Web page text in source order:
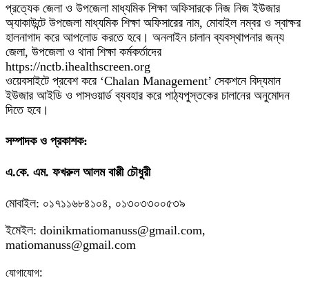
প্রত্যেক জেলা ও উপজেলা মাধ্যমিক শিক্ষা অফিসারকে নিজ নিজ ইউজার
অ্যাকাউন্টে উপজেলা মাধ্যমিক শিক্ষা অফিসারের নাম, মোবাইল নম্বর ও স্বাক্ষর
হালনাগাদ করে আপলোড করতে হবে। অনলাইন চালান ব্যবস্থাপনার জন্য
জেলা, উপজেলা ও থানা শিক্ষা কর্মকর্তাদের
https://nctb.ihealthscreen.org
ওয়েবসাইটে প্রবেশ করে ‘Chalan Management’ সেকশনে বিদ্যমান
ইউজার আইডি ও পাসওয়ার্ড ব্যবহার করে পাঠ্যপুস্তকের চালানের অনুমোদন
দিতে হবে।
সম্পাদক ও প্রকাশক:
এ.কে. এম. ফখরুল আলম বাপ্পী চৌধুরী
মোবাইল: ০১৭১১৬৮৪১০৪, ০১৩০৩৩০০৫৩৯
ইমেইল: doinikmatiomanuss@gmail.com,
matiomanuss@gmail.com
যোগাযোগ: